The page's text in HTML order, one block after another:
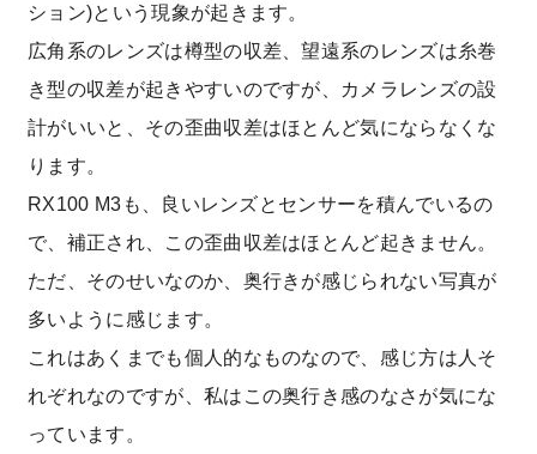
ション)という現象が起きます。
広角系のレンズは樽型の収差、望遠系のレンズは糸巻
き型の収差が起きやすいのですが、カメラレンズの設
計がいいと、その歪曲収差はほとんど気にならなくな
ります。
RX100 M3も、良いレンズとセンサーを積んでいるの
で、補正され、この歪曲収差はほとんど起きません。
ただ、そのせいなのか、奥行きが感じられない写真が
多いように感じます。
これはあくまでも個人的なものなので、感じ方は人そ
れぞれなのですが、私はこの奥行き感のなさが気にな
っています。